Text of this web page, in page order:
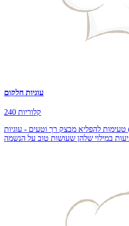
עוגיות חלקום
240 קלוריות
טעימות להפליא מבצק רך וטעים - עוגיות
במילוי שלהן שעושות טוב על הנשמה